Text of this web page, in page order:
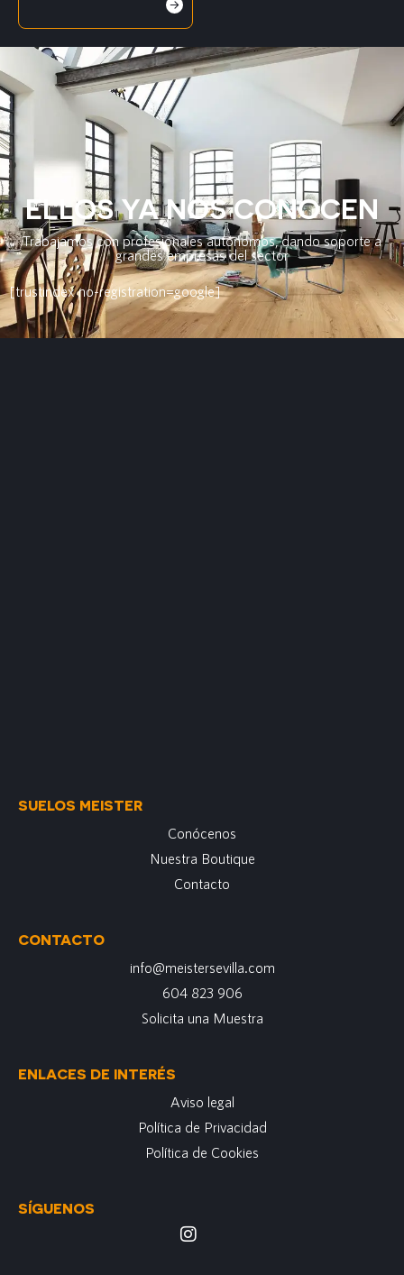
ELLOS YA NOS CONOCEN
Trabajamos con profesionales autónomos, dando soporte a
grandes empresas del sector
[trustindex no-registration=google]
SUELOS MEISTER
Conócenos
Nuestra Boutique
Contacto
CONTACTO
info@meistersevilla.com
604 823 906
Solicita una Muestra
ENLACES DE INTERÉS
Aviso legal
Política de Privacidad
Política de Cookies
SÍGUENOS